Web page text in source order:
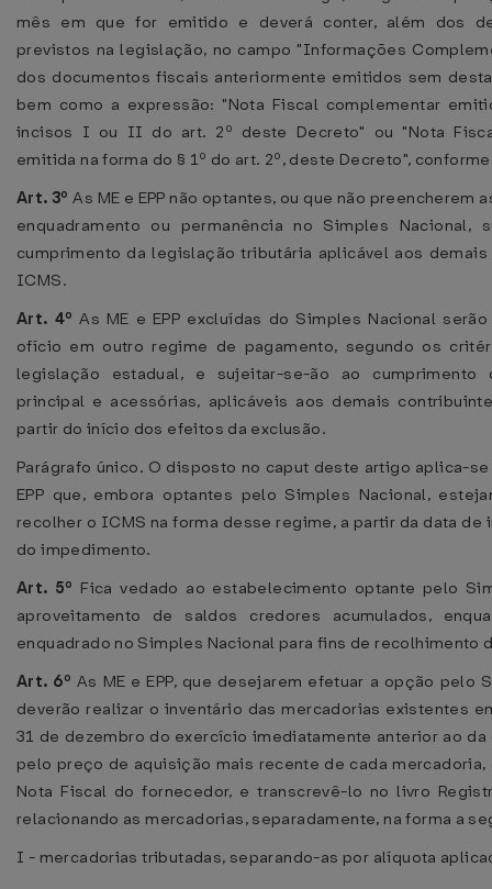
mês em que for emitido e deverá conter, além dos
previstos na legislação, no campo "Informações
dos documentos fiscais anteriormente emitidos sem
bem como a expressão: "Nota Fiscal complementar
incisos I ou II do art. 2º deste Decreto" ou "Nota
emitida na forma do § 1º do art. 2º, deste Decreto",
Art. 3º As ME e EPP não optantes, ou que não preencherem
enquadramento ou permanência no Simples Nacional,
cumprimento da legislação tributária aplicável aos
ICMS.
Art. 4º As ME e EPP excluídas do Simples Nacional
ofício em outro regime de pagamento, segundo os
legislação estadual, e sujeitar-se-ão ao cumprimento
principal e acessórias, aplicáveis aos demais
partir do início dos efeitos da exclusão.
Parágrafo único. O disposto no caput deste artigo aplica-se
EPP que, embora optantes pelo Simples Nacional,
recolher o ICMS na forma desse regime, a partir da data
do impedimento.
Art. 5º Fica vedado ao estabelecimento optante pelo
aproveitamento de saldos credores acumulados,
enquadrado no Simples Nacional para fins de recolhimento
Art. 6º As ME e EPP, que desejarem efetuar a opção pelo
deverão realizar o inventário das mercadorias existentes
31 de dezembro do exercício imediatamente anterior ao da
pelo preço de aquisição mais recente de cada mercadoria,
Nota Fiscal do fornecedor, e transcrevê-lo no livro
relacionando as mercadorias, separadamente, na forma a
I - mercadorias tributadas, separando-as por alíquota